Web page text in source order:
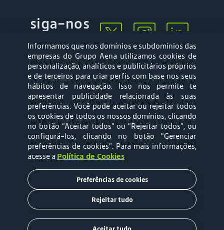
siga-nos
Mapa web
Política de
Privacidade
Política de Cookies
Termos e Condições
de Uso
Tarifas
Copyright © 2020 Aena Brasil
Informamos que nos domínios e subdomínios das
empresas do Grupo Aena utilizamos cookies de
personalização, analíticos e publicitários próprios
e de terceiros para criar perfis com base nos seus
hábitos de navegação. Isso nos permite te
apresentar publicidade relacionada às suas
preferências. Você pode aceitar ou rejeitar todos
os cookies de todos os nossos domínios, clicando
no botão “Aceitar todos” ou “Rejeitar todos”, ou
configurá-los, clicando no botão “Gerenciar
preferências de cookies”. Para mais informações,
acesse a Política de Cookies
Preferências de cookies
Rejeitar tudo